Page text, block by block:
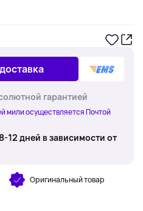
гарантией
мили осуществляется Почтой
12 дней в зависимости от
Оригинальный товар